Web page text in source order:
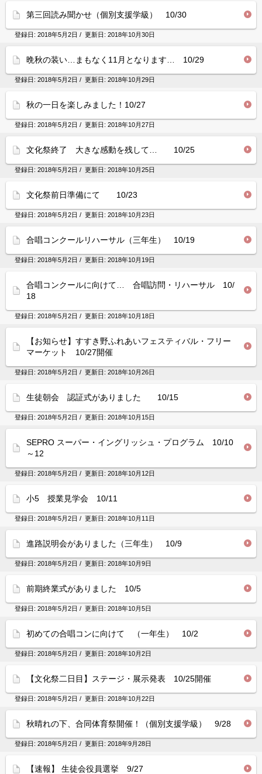
第三回読み聞かせ（個別支援学級） 10/30
登録日: 2018年5月2日 / 更新日: 2018年10月30日
晩秋の装い…まもなく11月となります… 10/29
登録日: 2018年5月2日 / 更新日: 2018年10月29日
秋の一日を楽しみました！10/27
登録日: 2018年5月2日 / 更新日: 2018年10月27日
文化祭終了 大きな感動を残して… 10/25
登録日: 2018年5月2日 / 更新日: 2018年10月25日
文化祭前日準備にて 10/23
登録日: 2018年5月2日 / 更新日: 2018年10月23日
合唱コンクールリハーサル（三年生） 10/19
登録日: 2018年5月2日 / 更新日: 2018年10月19日
合唱コンクールに向けて… 合唱訪問・リハーサル 10/
18
登録日: 2018年5月2日 / 更新日: 2018年10月18日
【お知らせ】すすき野ふれあいフェスティバル・フリー
マーケット 10/27開催
登録日: 2018年5月2日 / 更新日: 2018年10月26日
生徒朝会 認証式がありました 10/15
登録日: 2018年5月2日 / 更新日: 2018年10月15日
SEPRO スーパー・イングリッシュ・プログラム 10/10
～12
登録日: 2018年5月2日 / 更新日: 2018年10月12日
小5 授業見学会 10/11
登録日: 2018年5月2日 / 更新日: 2018年10月11日
進路説明会がありました（三年生） 10/9
登録日: 2018年5月2日 / 更新日: 2018年10月9日
前期終業式がありました 10/5
登録日: 2018年5月2日 / 更新日: 2018年10月5日
初めての合唱コンに向けて （一年生） 10/2
登録日: 2018年5月2日 / 更新日: 2018年10月2日
【文化祭二日目】ステージ・展示発表 10/25開催
登録日: 2018年5月2日 / 更新日: 2018年10月22日
秋晴れの下、合同体育祭開催！（個別支援学級） 9/28
登録日: 2018年5月2日 / 更新日: 2018年9月28日
【速報】 生徒会役員選挙 9/27